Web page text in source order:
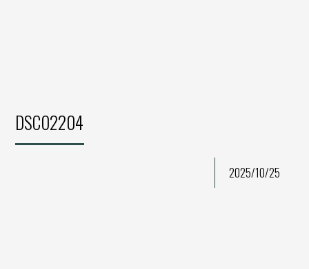
DSC02204
2025/10/25